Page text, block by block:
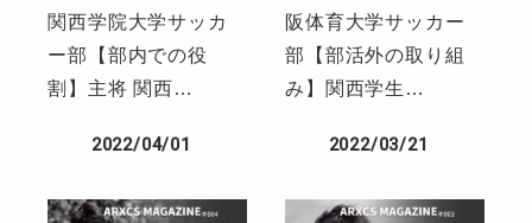
関西学院大学サッカ
ー部【部内での役
割】主将 関西…
2022/04/01
阪体育大学サッカー
部【部活外の取り組
み】関西学生…
2022/03/21